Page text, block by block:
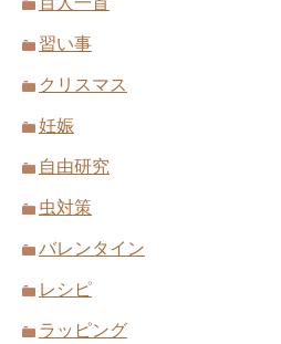
習い事
クリスマス
妊娠
自由研究
虫対策
バレンタイン
レシピ
ラッピング